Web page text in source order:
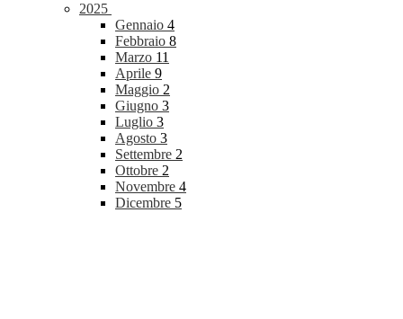
2025
Gennaio 4
Febbraio 8
Marzo 11
Aprile 9
Maggio 2
Giugno 3
Luglio 3
Agosto 3
Settembre 2
Ottobre 2
Novembre 4
Dicembre 5